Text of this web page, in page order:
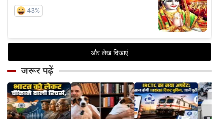
जरूर पढ़ें